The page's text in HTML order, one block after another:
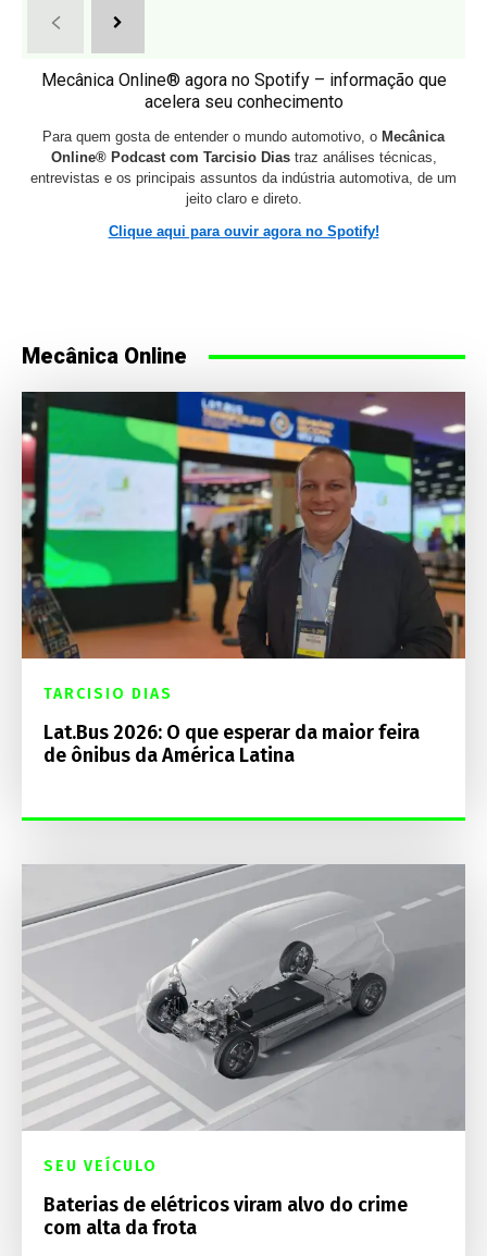
Mecânica Online® agora no Spotify – informação que
acelera seu conhecimento
Para quem gosta de entender o mundo automotivo, o Mecânica
Online® Podcast com Tarcisio Diastraz análises técnicas,
entrevistas e os principais assuntos da indústria automotiva, de um
jeito claro e direto.
Clique aqui para ouvir agora no Spotify!
Mecânica Online
TARCISIO DIAS
Lat.Bus 2026: O que esperar da maior feira
de ônibus da América Latina
SEU VEÍCULO
Baterias de elétricos viram alvo do crime
com alta da frota